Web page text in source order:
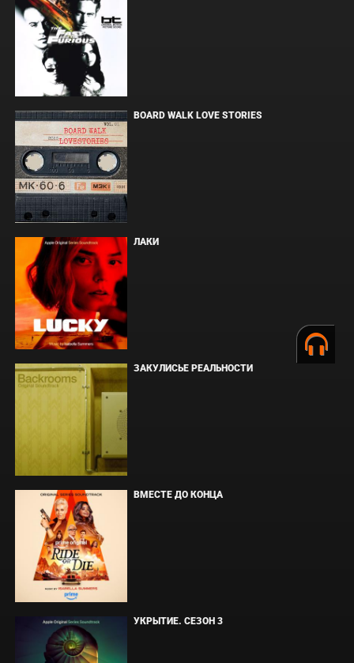
BOARD WALK LOVE STORIES
ЛАКИ
ЗАКУЛИСЬЕ РЕАЛЬНОСТИ
ВМЕСТЕ ДО КОНЦА
УКРЫТИЕ. СЕЗОН 3